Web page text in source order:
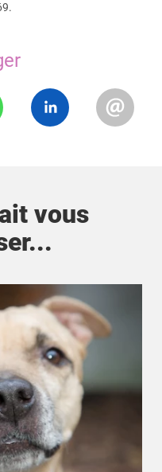
vous